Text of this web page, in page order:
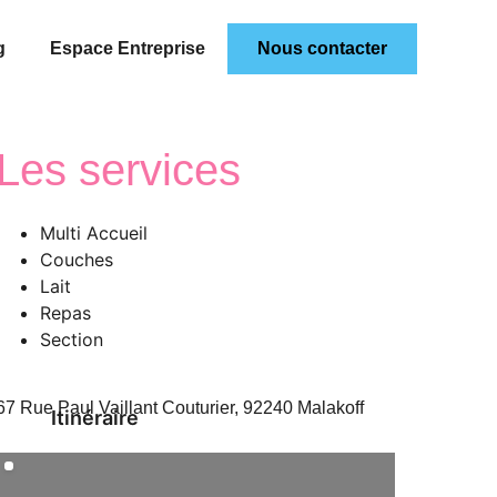
Espace Entreprise Nous contacter
Les services
Multi Accueil
Couches
Lait
Repas
Section
Itinéraire
Rue Paul Vaillant Couturier, 92240 Malakoff